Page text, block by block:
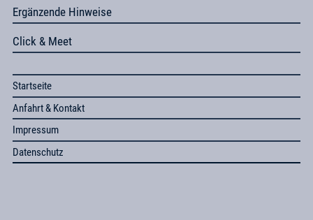
Ergänzende Hinweise
Click & Meet
Startseite
Anfahrt & Kontakt
Impressum
Datenschutz